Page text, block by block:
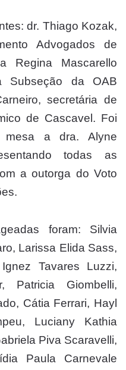
dr. Thiago Kozak,
Advogados de
Regina Mascarello
Subseção da OAB
secretária de
de Cascavel. Foi
a dra. Alyne
todas as
a outorga do Voto
foram: Silvia
Larissa Elida Sass,
Tavares Luzzi,
Patricia Giombelli,
Cátia Ferrari, Hayl
Luciany Kathia
Piva Scaravelli,
Paula Carnevale